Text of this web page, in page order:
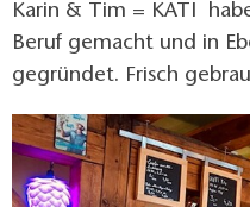
Karin & Tim = KATI
Beruf gemacht und in
gegründet. Frisch